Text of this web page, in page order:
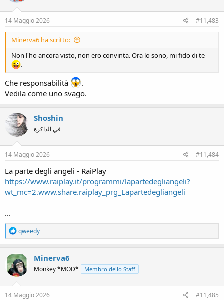
14 Maggio 2026 #11,483
Minerva6 ha scritto:
Non l'ho ancora visto, non ero convinta. Ora lo sono, mi fido di te
.
Che responsabilità
.
Vedila come uno svago.
Shoshin
في الذاكرة
14 Maggio 2026 #11,484
La parte degli angeli - RaiPlay
https://www.raiplay.it/programmi/lapartedegliangeli?
wt_mc=2.www.share.raiplay_prg_Lapartedegliangeli
...
R
e
a
c
t
i
o
n
s
qweedy
Minerva6
Monkey *MOD* Membro dello Staff
14 Maggio 2026 #11,485